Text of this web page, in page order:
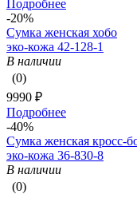
Подробнее
-20%
Сумка женская хобо
эко-кожа 42-128-1
В наличии
(0)
9990 ₽
Подробнее
-40%
Сумка женская кросс-
эко-кожа 36-830-8
В наличии
(0)